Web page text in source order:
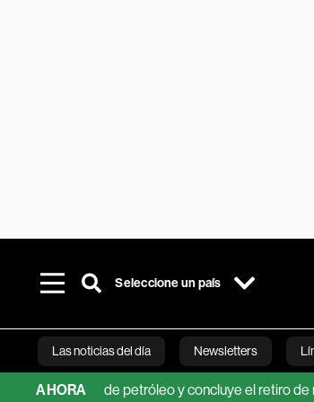
Seleccione un país
Las noticias del día Newsletters
AHORAde petróleo y concluye el retiro de